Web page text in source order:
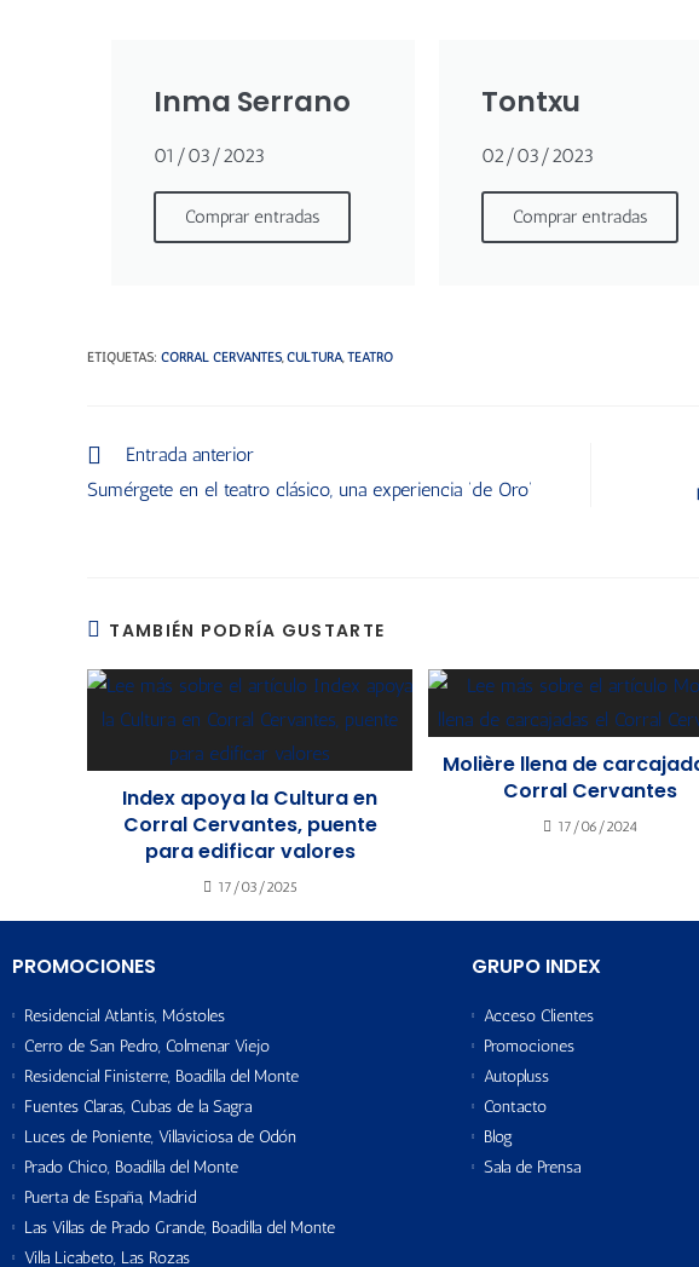
Inma Serrano
01/03/2023
Comprar entradas
Tontxu
02/03/2023
Comprar entradas
ETIQUETAS: CORRAL CERVANTES, CULTURA, TEATRO
Entrada anterior
Sumérgete en el teatro clásico, una experiencia ‘de Oro’
TAMBIÉN PODRÍA GUSTARTE
Index apoya la Cultura en
Corral Cervantes, puente
para edificar valores
17/03/2025
Molière llena de
Corral Cervantes
17/06/2024
PROMOCIONES
Residencial Atlantis, Móstoles
Cerro de San Pedro, Colmenar Viejo
Residencial Finisterre, Boadilla del Monte
Fuentes Claras, Cubas de la Sagra
Luces de Poniente, Villaviciosa de Odón
Prado Chico, Boadilla del Monte
Puerta de España, Madrid
Las Villas de Prado Grande, Boadilla del Monte
Villa Licabeto, Las Rozas
GRUPO INDEX
Acceso Clientes
Promociones
Autopluss
Contacto
Blog
Sala de Prensa